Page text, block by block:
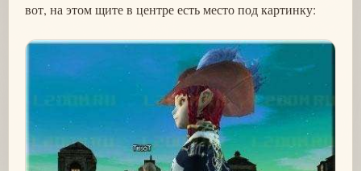
вот, на этом щите в центре есть место под картинку: